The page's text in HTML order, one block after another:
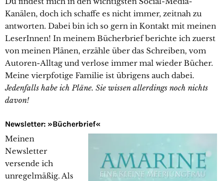
Kanälen, doch ich schaffe es nicht immer, zeitnah zu
antworten. Dabei bin ich so gern in Kontakt mit meinen
LeserInnen! In meinem Bücherbrief berichte ich zuerst
von meinen Plänen, erzähle über das Schreiben, vom
Autoren-Alltag und verlose immer mal wieder Bücher.
Meine vierpfotige Familie ist übrigens auch dabei.
Jedenfalls habe ich Pläne. Sie wissen allerdings noch nichts
davon!
Newsletter: »Bücherbrief«
Meinen
Newsletter
versende ich
unregelmäßig. Als